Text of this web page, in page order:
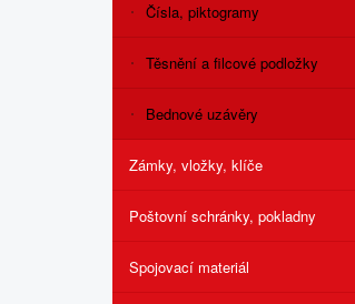
Čísla, piktogramy
Těsnění a filcové podložky
Bednové uzávěry
Zámky, vložky, klíče
Poštovní schránky, pokladny
Spojovací materiál